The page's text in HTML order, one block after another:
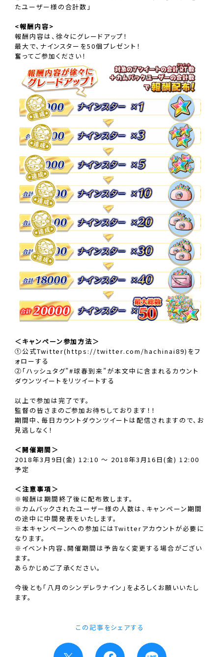
たユーザー様の合計数」
<報酬内容>
報酬内容は、徐々にグレードアップ！
最大で、ナインスターを50個プレゼント！
奮ってご参加ください！
＜キャンペーン参加方法＞
①公式Twitter(https://twitter.com/hachinai89)をフ
ォローする
②「ハッシュタグ”#球春到来”が本文中に含まれるカウント
ダウンツイートをリツイートする
以上で参加は完了です。
監督の皆さまのご参加お待ちしております！！
期間中、毎日カウントダウンツイートは配信されますので、お
見逃しなく！
＜開催期間＞
2018年3月9日(金) 12:10 〜 2018年3月16日(金) 12:00
予定
＜注意事項＞
※報酬は期間終了後に配布致します。
※カムバックされたユーザー様の人数は、キャンペーン期間
の途中に中間発表をいたします。
※本キャンペーンへの参加にはTwitterアカウントが必要に
なります。
※イベント内容、開催期間は予告なく変更する場合がござい
ます。
あらかじめご了承ください。
今後とも「八月のシンデレラナイン」をよろしくお願いいたし
ます。
この記事をシェアする